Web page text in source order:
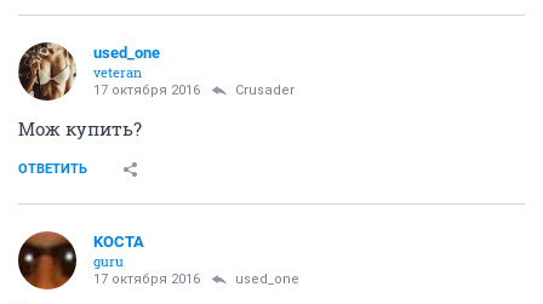
used_one
veteran
17 октября 2016 Crusader
Мож купить?
ОТВЕТИТЬ
KOCTA
guru
17 октября 2016 used_one